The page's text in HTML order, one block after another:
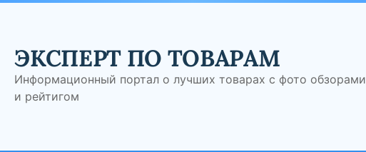
ЭКСПЕРТ ПО ТОВАРАМ
Информационный портал о лучших товарах с фото обзорами
и рейтигом